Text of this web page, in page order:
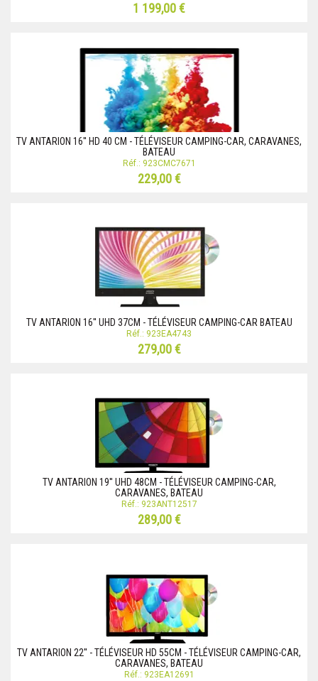
1 199,00 €
TV ANTARION 16'' HD 40 CM - TÉLÉVISEUR CAMPING-CAR, CARAVANES,
BATEAU
Réf.: 923CMC7671
229,00 €
TV ANTARION 16'' UHD 37CM - TÉLÉVISEUR CAMPING-CAR BATEAU
Réf.: 923EA4743
279,00 €
TV ANTARION 19'' UHD 48CM - TÉLÉVISEUR CAMPING-CAR,
CARAVANES, BATEAU
Réf.: 923ANT12517
289,00 €
TV ANTARION 22'' - TÉLÉVISEUR HD 55CM - TÉLÉVISEUR CAMPING-CAR,
CARAVANES, BATEAU
Réf.: 923EA12691